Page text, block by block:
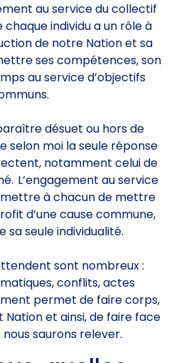
au service du collectif
chaque individu a un rôle à
de notre Nation et sa
ses compétences, son
au service d’objectifs
désuet ou hors de
selon moi la seule réponse
notamment celui de
L’engagement au service
à chacun de mettre
d’une cause commune,
sa seule individualité.
sont nombreux :
conflits, actes
permet de faire corps,
et ainsi, de faire face
saurons relever.